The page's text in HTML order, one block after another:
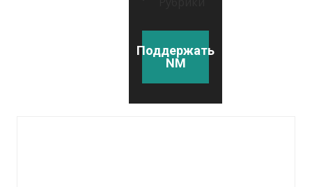
Поддержать
NM